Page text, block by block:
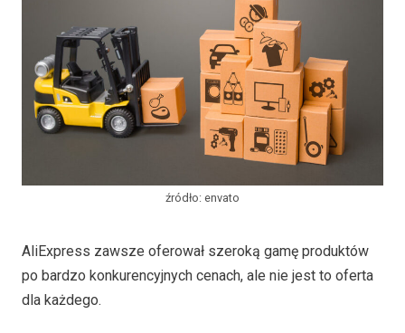
źródło: envato
AliExpress zawsze oferował szeroką gamę produktów
po bardzo konkurencyjnych cenach, ale nie jest to oferta
dla każdego.